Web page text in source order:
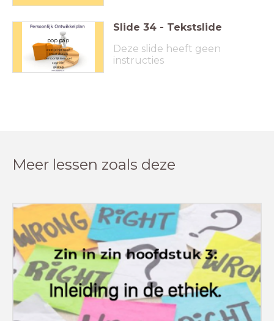
pop pap
weet je het nog?
Smart doelen
persoonlijk leerdoel
cognitief
gedrag
Slide 34 - Tekstslide
Deze slide heeft geen
instructies
Meer lessen zoals deze